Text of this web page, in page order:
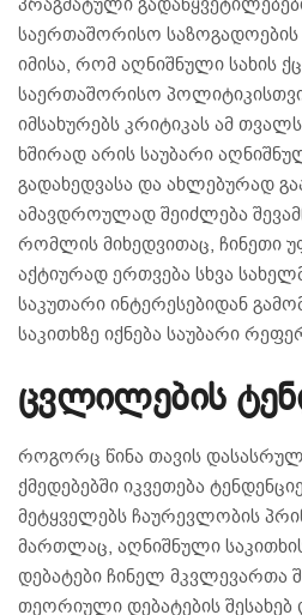
საერთაშორისო საზოგადოების
იმისა, რომ აღნიშნული სახის
საერთაშორისო
იმსახურებს კრიტიკას ამ
ხშირად არის საუბარი
გადახედვასა და ახლებურად
ამავდროულად შეიძლება
რომლის მიხედვითაც, ჩინეთი
აქტიურად ერთვება სხვა
საკუთარი ინტერესებიდან
საკითხზე იქნება საუბარი
ცვლილების
როგორც წინა თავის
ქმედებებში იკვეთება
მეტყველებს ჩაურევლობის
მართლაც, აღნიშნული
დებატები ჩინელ მკვლევართა
თეორიული დებატების შესახებ